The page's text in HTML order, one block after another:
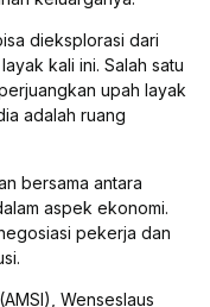
dieksplorasi dari
kali ini. Salah satu
upah layak
adalah ruang
bersama antara
aspek ekonomi.
pekerja dan
Wenseslaus